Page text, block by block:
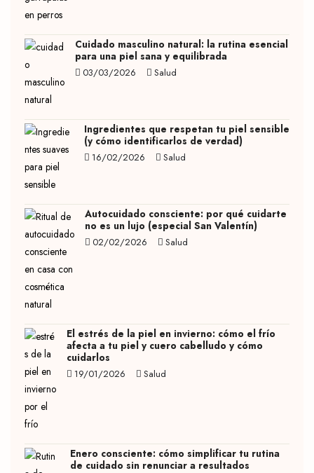
Cuidado masculino natural: la rutina esencial
para una piel sana y equilibrada
03/03/2026 Salud
Ingredientes que respetan tu piel sensible
(y cómo identificarlos de verdad)
16/02/2026 Salud
Autocuidado consciente: por qué cuidarte
no es un lujo (especial San Valentín)
02/02/2026 Salud
El estrés de la piel en invierno: cómo el frío
afecta a tu piel y cuero cabelludo y cómo
cuidarlos
19/01/2026 Salud
Enero consciente: cómo simplificar tu rutina
de cuidado sin renunciar a resultados